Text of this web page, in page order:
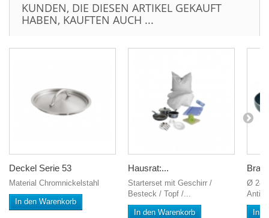
KUNDEN, DIE DIESEN ARTIKEL GEKAUFT
HABEN, KAUFTEN AUCH ...
Deckel Serie 53
Material Chromnickelstahl
In den Warenkorb
Hausrat:...
Starterset mit Geschirr /
Besteck / Topf /...
In den Warenkorb
Ø 24
In